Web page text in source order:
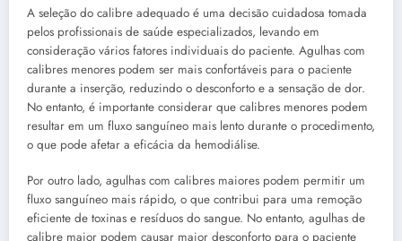
A seleção do calibre adequado é uma decisão cuidadosa tomada
pelos profissionais de saúde especializados, levando em
consideração vários fatores individuais do paciente. Agulhas com
calibres menores podem ser mais confortáveis para o paciente
durante a inserção, reduzindo o desconforto e a sensação de dor.
No entanto, é importante considerar que calibres menores podem
resultar em um fluxo sanguíneo mais lento durante o procedimento,
o que pode afetar a eficácia da hemodiálise.
Por outro lado, agulhas com calibres maiores podem permitir um
fluxo sanguíneo mais rápido, o que contribui para uma remoção
eficiente de toxinas e resíduos do sangue. No entanto, agulhas de
calibre maior podem causar maior desconforto para o paciente